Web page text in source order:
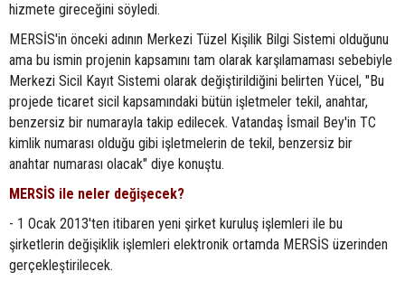
hizmete gireceğini söyledi.
MERSİS'in önceki adının Merkezi Tüzel Kişilik Bilgi Sistemi olduğunu
ama bu ismin projenin kapsamını tam olarak karşılamaması sebebiyle
Merkezi Sicil Kayıt Sistemi olarak değiştirildiğini belirten Yücel, "Bu
projede ticaret sicil kapsamındaki bütün işletmeler tekil, anahtar,
benzersiz bir numarayla takip edilecek. Vatandaş İsmail Bey'in TC
kimlik numarası olduğu gibi işletmelerin de tekil, benzersiz bir
anahtar numarası olacak" diye konuştu.
MERSİS ile neler değişecek?
- 1 Ocak 2013'ten itibaren yeni şirket kuruluş işlemleri ile bu
şirketlerin değişiklik işlemleri elektronik ortamda MERSİS üzerinden
gerçekleştirilecek.